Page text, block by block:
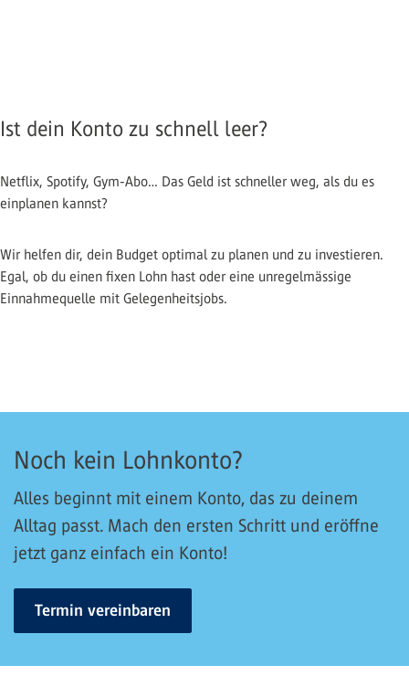
Ist dein Konto zu schnell leer?
Netflix, Spotify, Gym-Abo… Das Geld ist schneller weg, als du es
einplanen kannst?
Wir helfen dir, dein Budget optimal zu planen und zu investieren.
Egal, ob du einen fixen Lohn hast oder eine unregelmässige
Einnahmequelle mit Gelegenheitsjobs.
Noch kein Lohnkonto?
Alles beginnt mit einem Konto, das zu deinem
Alltag passt. Mach den ersten Schritt und eröffne
jetzt ganz einfach ein Konto!
Termin vereinbaren